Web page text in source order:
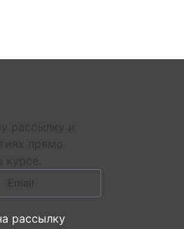
рассылку